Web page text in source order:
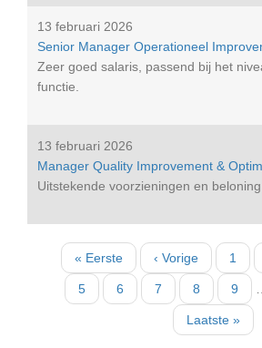
13 februari 2026
Senior Manager Operationeel
Zeer goed salaris, passend bij het
functie.
13 februari 2026
Manager Quality Improvement &
Uitstekende voorzieningen en beloning.
PaginatieEerste
pagina
« Eerste
Vorige
pagina
‹ Vorige 1
Pagina
5 Pagina
6 Pagina
7 Pagina
8 9
Laatste
pagina
Laatste »